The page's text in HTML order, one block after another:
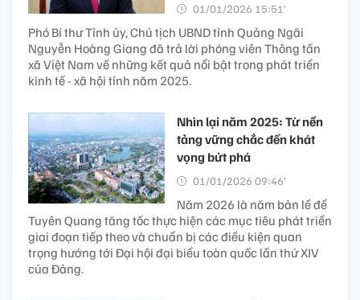
01/01/2026 15:51’
Phó Bí thư Tỉnh ủy, Chủ tịch UBND tỉnh Quảng Ngãi
Nguyễn Hoàng Giang đã trả lời phóng viên Thông tấn
xã Việt Nam về những kết quả nổi bật trong phát triển
kinh tế - xã hội tỉnh năm 2025.
Nhìn lại năm 2025: Từ nền
tảng vững chắc đến khát
vọng bứt phá
01/01/2026 09:46’
Năm 2026 là năm bản lề để
Tuyên Quang tăng tốc thực hiện các mục tiêu phát triển
giai đoạn tiếp theo và chuẩn bị các điều kiện quan
trọng hướng tới Đại hội đại biểu toàn quốc lần thứ XIV
của Đảng.